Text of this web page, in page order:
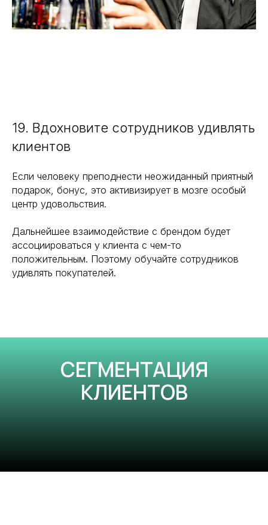
19. Вдохновите сотрудников удивлять
клиентов
Если человеку преподнести неожиданный приятный
подарок, бонус, это активизирует в мозге особый
центр удовольствия.
Дальнейшее взаимодействие с брендом будет
ассоциироваться у клиента с чем-то
положительным. Поэтому обучайте сотрудников
удивлять покупателей.
СЕГМЕНТАЦИЯ
КЛИЕНТОВ